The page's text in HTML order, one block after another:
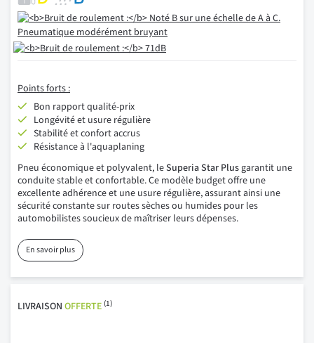
Points forts :
Bon rapport qualité-prix
Longévité et usure régulière
Stabilité et confort accrus
Résistance à l'aquaplaning
Pneu économique et polyvalent, leSuperia Star Plusgarantit une
conduite stable et confortable. Ce modèle budget offre une
excellente adhérence et une usure régulière, assurant ainsi une
sécurité constante sur routes sèches ou humides pour les
automobilistes soucieux de maîtriser leurs dépenses.
En savoir plus
LIVRAISON OFFERTE (1)